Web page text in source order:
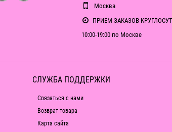
Москва
ПРИЕМ ЗАКАЗОВ
10:00-19:00 по Москве
СЛУЖБА ПОДДЕРЖКИ
Связаться с нами
Возврат товара
Карта сайта